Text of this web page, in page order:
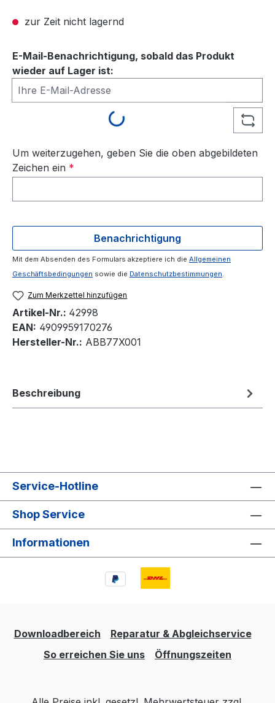
zur Zeit nicht lagernd
E-Mail-Benachrichtigung, sobald das Produkt
wieder auf Lager ist:
Ihre E-Mail-Adresse
Loading...
Um weiterzugehen, geben Sie die oben abgebildeten
Zeichen ein *
Benachrichtigung
Mit dem Absenden des Formulars akzeptiere ich die Allgemeinen
Geschäftsbedingungen sowie die Datenschutzbestimmungen.
Zum Merkzettel hinzufügen
Artikel-Nr.: 42998
EAN: 4909959170276
Hersteller-Nr.: ABB77X001
Beschreibung
Service-Hotline
Shop Service
Informationen
Downloadbereich
Reparatur & Abgleichservice
So erreichen Sie uns
Öffnungszeiten